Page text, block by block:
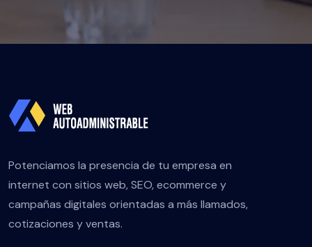
Potenciamos la presencia de tu empresa en
internet con sitios web, SEO, ecommerce y
campañas digitales orientadas a más llamados,
cotizaciones y ventas.